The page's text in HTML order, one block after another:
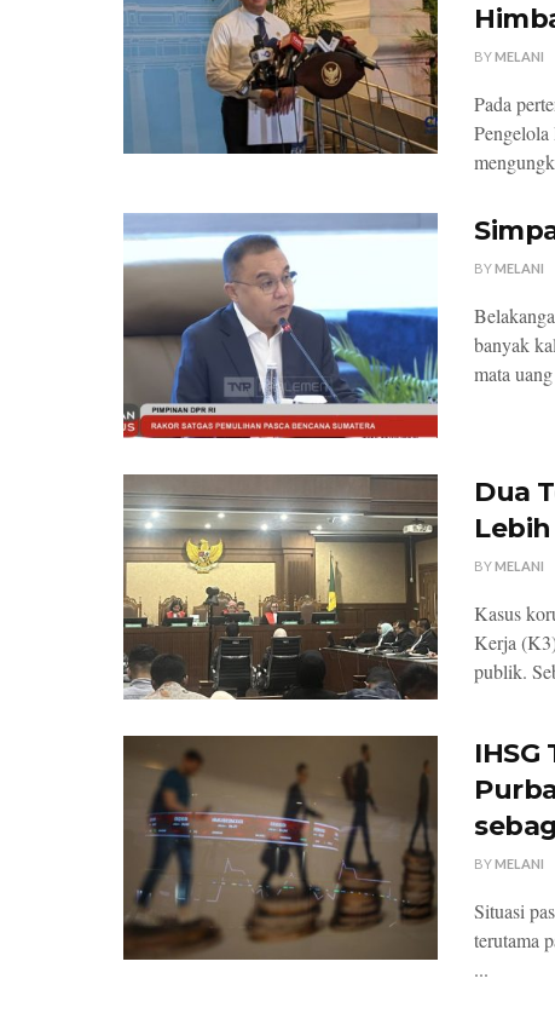
BYMELANI
Pada
Pengelola
BYMELANI
banyak
mata
Dua
BYMELANI
Kasus
Kerja
publik.
BYMELANI
Situasi
terutama
...